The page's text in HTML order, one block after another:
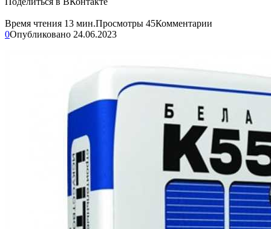
Время чтения 13 мин.Просмотры 45Комментарии
0Опубликовано 24.06.2023